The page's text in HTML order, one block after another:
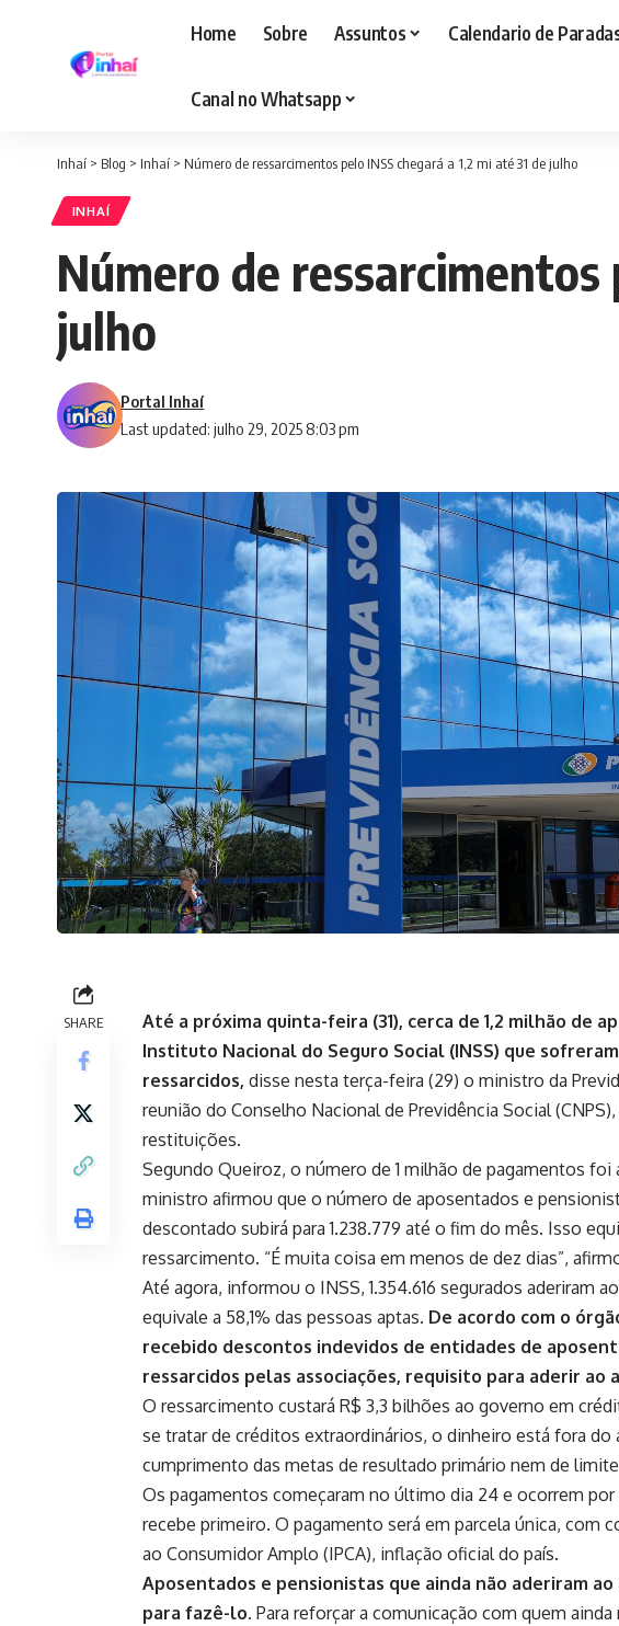
Home Sobre Assuntos Calendario de
Canal no Whatsapp
Inhaí > Blog > Inhaí > Número de ressarcimentos pelo INSS chegará a 1,2 mi até 31 de julho
INHAÍ
Número de ressarcimentos
julho
Last updated: julho 29, 2025 8:03 pm
Portal Inhaí
SHARE
Até a próxima quinta-feira (31), cerca de 1,2 milhão de
Instituto Nacional do Seguro Social (INSS) que
ressarcidos, disse nesta terça-feira (29) o ministro da
reunião do Conselho Nacional de Previdência Social
restituições.
Segundo Queiroz, o número de 1 milhão de pagamentos foi
ministro afirmou que o número de aposentados e
descontado subirá para 1.238.779 até o fim do mês. Isso
ressarcimento. “É muita coisa em menos de dez dias”,
Até agora, informou o INSS, 1.354.616 segurados aderiram
equivale a 58,1% das pessoas aptas. De acordo com o
recebido descontos indevidos de entidades de
ressarcidos pelas associações, requisito para aderir ao
O ressarcimento custará R$ 3,3 bilhões ao governo em
se tratar de créditos extraordinários, o dinheiro está fora do
cumprimento das metas de resultado primário nem de
Os pagamentos começaram no último dia 24 e ocorrem por
recebe primeiro. O pagamento será em parcela única, com
ao Consumidor Amplo (IPCA), inflação oficial do país.
Aposentados e pensionistas que ainda não aderiram
para fazê-lo. Para reforçar a comunicação com quem